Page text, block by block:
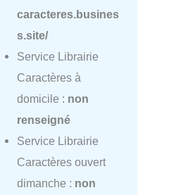
caracteres.busines
s.site/
Service Librairie
Caractères à
domicile : non
renseigné
Service Librairie
Caractères ouvert
dimanche : non